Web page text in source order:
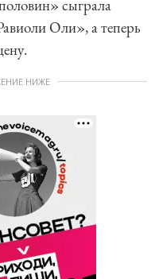
сыграла
Оли», а теперь
НИЖЕ